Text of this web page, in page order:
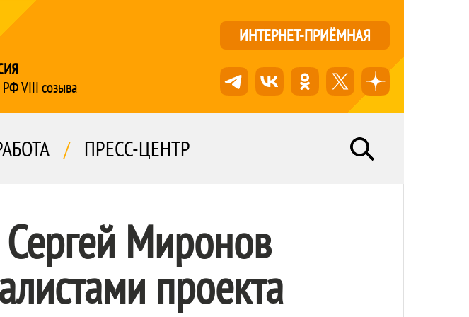
VIII созыва
ИНТЕРНЕТ-ПРИЁМНАЯ
/ ПРЕСС-ЦЕНТР
Миронов
проекта